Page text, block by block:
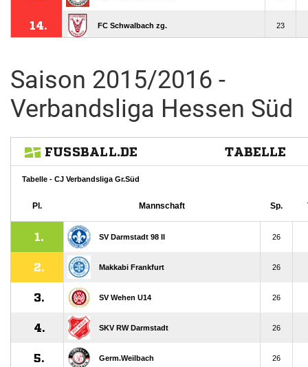
Saison 2015/2016 -
Verbandsliga Hessen Süd